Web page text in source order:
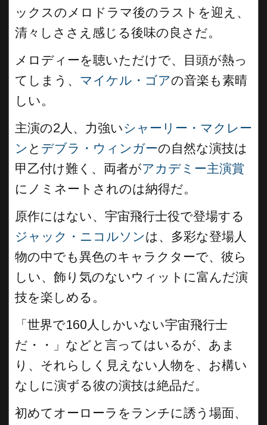
ックスのメロドラマ後のラストを迎え、
清々しささえ感じる後味の良さだ。
メロディーを聴いただけで、目頭が熱っ
てしまう、 マイケル・ゴアの音楽も素晴
しい。
主演の2人、力強いシャーリー・マクレー
ン と デブラ・ウィンガーの自然な演技は
甲乙付け難く、両者がアカデミー主演賞
にノミネートされのは納得だ。
原作にはない、宇宙飛行士役で登場する
ジャック・ニコルソンは、多彩な登場人
物の中でも異色のキャラクターで、彼ら
しい、飾り気のないウィットに富んだ演
技を楽しめる。
「世界で160人しかいない宇宙飛行士
だ・・」などと言ってはいるが、あま
り、それらしく見えない人物を、お構い
なしに演ずる彼の演技は絶品だ。
初めてオーローラをランチに誘う場面、